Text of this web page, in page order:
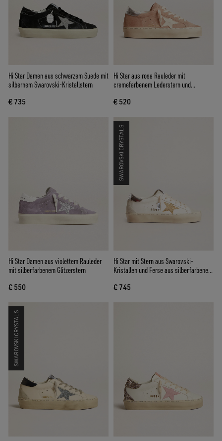
Hi Star Damen aus schwarzem Suede mit
silbernem Swarovski-Kristallstern
€ 735
Hi Star aus rosa Rauleder mit
cremefarbenem Lederstern und
€ 520
Hi Star Damen aus violettem Rauleder
mit silberfarbenem Glitzerstern
€ 550
SWAROVSKI CRYSTALS
Hi Star mit Stern aus Swarovski-
Kristallen und Ferse aus silberfarbenem
€ 745
SWAROVSKI CRYSTALS